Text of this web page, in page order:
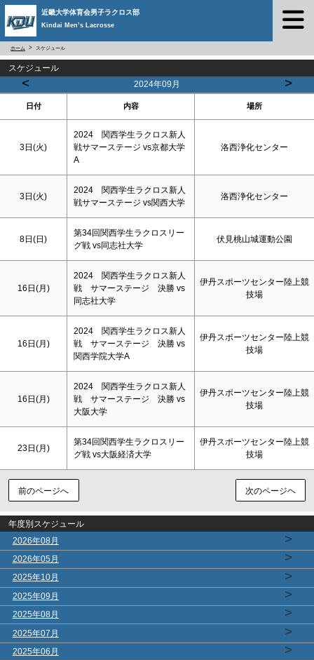
近畿大学体育会男子ラクロス部
Kindai Men’s Lacrosse
ホーム スケジュール
スケジュール
< 2024年09月 >
日付 内容 場所
3日(火)
2024 関西学生ラクロス新人
戦サマーステージ vs京都大学
A
洛西浄化センター
3日(火)
2024 関西学生ラクロス新人
戦サマーステージ vs関西大学
洛西浄化センター
8日(日)
第34回関西学生ラクロスリー
グ戦 vs同志社大学
伏見桃山城運動公園
16日(月)
2024 関西学生ラクロス新人
戦 サマーステージ 決勝 vs
同志社大学
伊丹スポーツセンター陸上競
技場
16日(月)
2024 関西学生ラクロス新人
戦 サマーステージ 決勝 vs
関西学院大学A
伊丹スポーツセンター陸上競
技場
16日(月)
2024 関西学生ラクロス新人
戦 サマーステージ 決勝 vs
大阪大学
伊丹スポーツセンター陸上競
技場
23日(月)
第34回関西学生ラクロスリー
グ戦 vs大阪経済大学
伊丹スポーツセンター陸上競
技場
前のページへ 次のページヘ
年度別スケジュール
2026年08月
>
2026年05月 >
2025年10月 >
2025年09月 >
2025年08月 >
2025年07月 >
2025年06月 >